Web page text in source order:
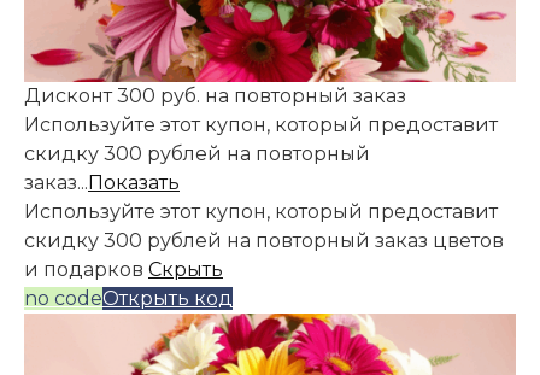
Дисконт 300 руб. на повторный заказ
Используйте этот купон, который предоставит
скидку 300 рублей на повторный
заказ...Показать
Используйте этот купон, который предоставит
скидку 300 рублей на повторный заказ цветов
и подарков Скрыть
no codeОткрыть код